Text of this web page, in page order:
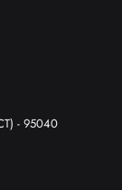
- 95040